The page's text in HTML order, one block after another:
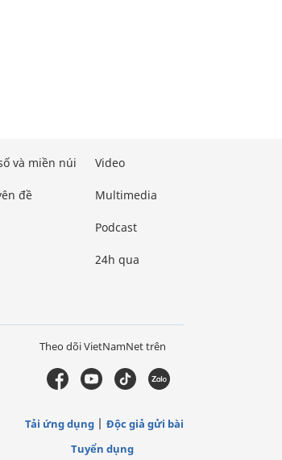
và miền núi
đề
Video
Multimedia
Podcast
24h qua
Theo dõi VietNamNet trên
Tải ứng dụng
Độc giả gửi bài
Tuyển dụng